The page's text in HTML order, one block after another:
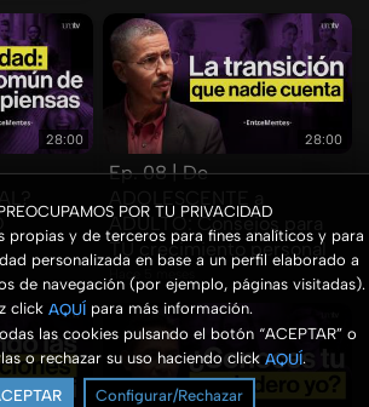
POR TU PRIVACIDAD
propias y de terceros para fines analíticos y para
personalizada en base a un perfil elaborado a
de navegación (por ejemplo, páginas visitadas).
click AQUÍ para más información.
las cookies pulsando el botón “ACEPTAR” o
o rechazar su uso haciendo click AQUÍ.
Configurar/Rechazar
28:00 28:00
Ep. 08 | De
ADULTO: Consejos para
TU crecimiento personal
Hace 5 meses